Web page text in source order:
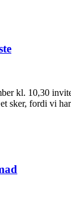
kl. 10,30
sker, fordi vi